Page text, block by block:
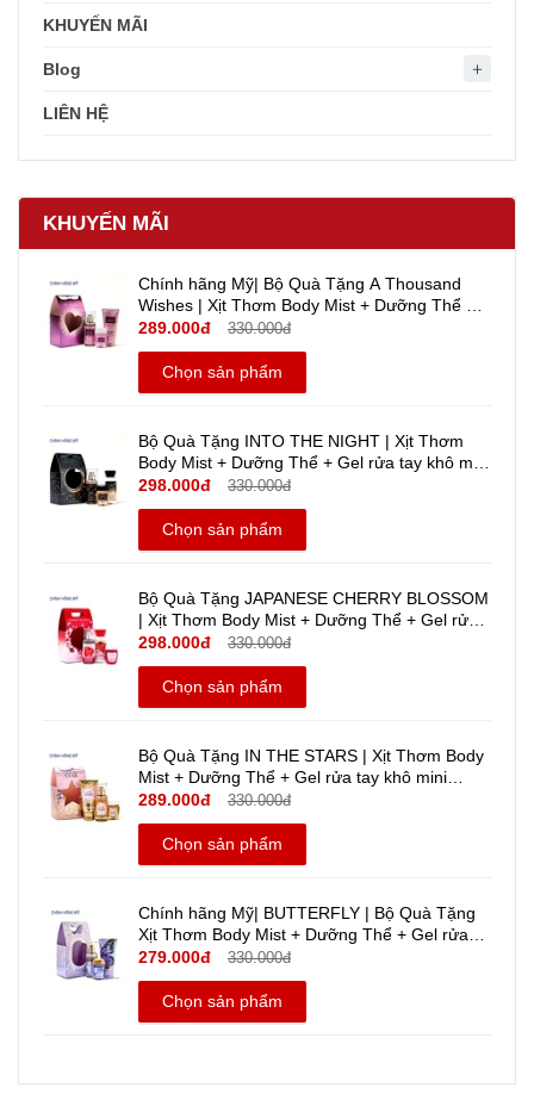
KHUYẾN MÃI
Blog
LIÊN HỆ
KHUYẾN MÃI
Chính hãng Mỹ| Bộ Quà Tặng A Thousand
Wishes | Xịt Thơm Body Mist + Dưỡng Thể +
Gel rửa tay khô mini Travel size - Bath And
Body Works
289.000đ 330.000đ
Chọn sản phẩm
Bộ Quà Tặng INTO THE NIGHT | Xịt Thơm
Body Mist + Dưỡng Thể + Gel rửa tay khô mini
Travel size - Bath And Body Works | Chính
hãng Mỹ
298.000đ 330.000đ
Chọn sản phẩm
Bộ Quà Tặng JAPANESE CHERRY BLOSSOM
| Xịt Thơm Body Mist + Dưỡng Thể + Gel rửa
tay khô mini travel size - Bath And Body Works
| Chính hãng Mỹ
298.000đ 330.000đ
Chọn sản phẩm
Bộ Quà Tặng IN THE STARS | Xịt Thơm Body
Mist + Dưỡng Thể + Gel rửa tay khô mini
Travel size | Bath And Body Works | Chính
hãng Mỹ
289.000đ 330.000đ
Chọn sản phẩm
Chính hãng Mỹ| BUTTERFLY | Bộ Quà Tặng
Xịt Thơm Body Mist + Dưỡng Thể + Gel rửa
tay khô mini - Bath And Body Works | Travel
Size
279.000đ 330.000đ
Chọn sản phẩm